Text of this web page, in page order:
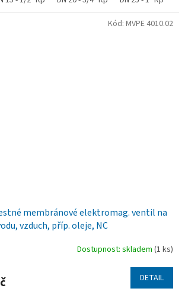
membránové elektromag. ventil na
vzduch, příp. oleje, NC
Dostupnost: skladem (1 ks)
DETAIL
Kód: MVPE 4010.02